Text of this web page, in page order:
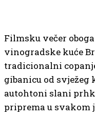
Filmsku večer
vinogradske kuće
tradicionalni
gibanicu od svježeg
autohtoni slani
priprema u svakom